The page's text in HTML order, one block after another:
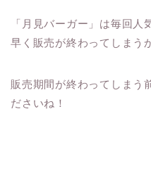
「月見バーガー」は毎回人
早く販売が終わってしまう
販売期間が終わってしまう
ださいね！